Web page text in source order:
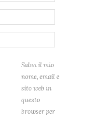
Salva il mio
nome, email e
sito web in
questo
browser per